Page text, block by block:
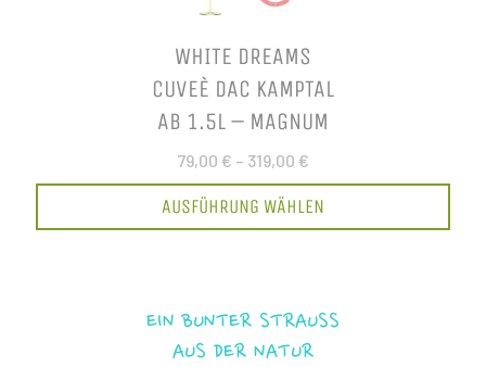
WHITE DREAMS
CUVEÈ DAC KAMPTAL
AB 1.5L – MAGNUM
79,00 € – 319,00 €
AUSFÜHRUNG WÄHLEN
EIN BUNTER STRAUSS
AUS DER NATUR